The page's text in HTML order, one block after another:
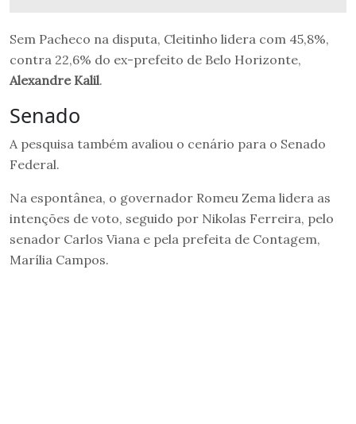
Sem Pacheco na disputa, Cleitinho lidera com 45,8%,
contra 22,6% do ex-prefeito de Belo Horizonte,
Alexandre Kalil.
Senado
A pesquisa também avaliou o cenário para o Senado
Federal.
Na espontânea, o governador Romeu Zema lidera as
intenções de voto, seguido por Nikolas Ferreira, pelo
senador Carlos Viana e pela prefeita de Contagem,
Marília Campos.